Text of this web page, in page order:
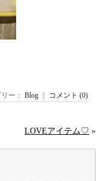
リー：Blog コメント (0)
LOVEアイテム♡ »